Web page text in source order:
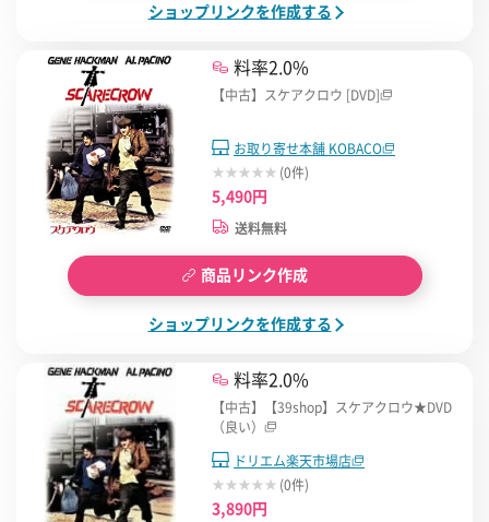
ショップリンクを作成する
料率2.0%
【中古】スケアクロウ [DVD]
お取り寄せ本舗 KOBACO
(0件)
5,490円
送料無料
商品リンク作成
ショップリンクを作成する
料率2.0%
【中古】【39shop】スケアクロウ★DVD
（良い）
ドリエム楽天市場店
(0件)
3,890円